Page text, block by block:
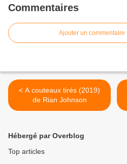
Commentaires
Ajouter un commentaire
< A couteaux tirés (2019)
de Rian Johnson
Hébergé par Overblog
Top articles